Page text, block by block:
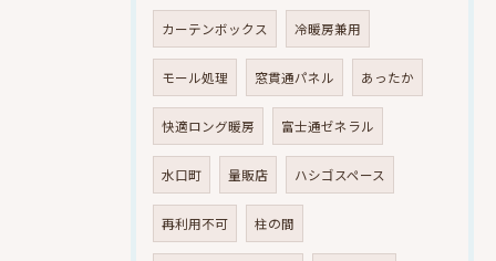
カーテンボックス 冷暖房兼用
モール処理 窓貫通パネル あったか
快適ロング暖房 富士通ゼネラル
水口町 量販店 ハシゴスペース
再利用不可 柱の間